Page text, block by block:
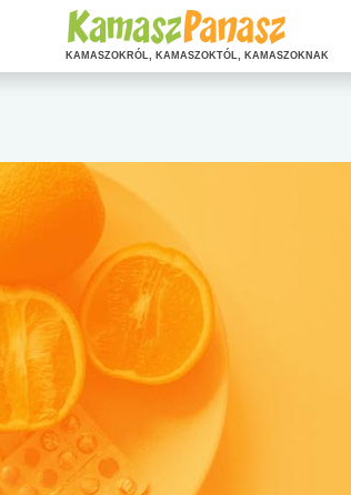
KAMASZOKRÓL, KAMASZOKTÓL, KAMASZOKNAK